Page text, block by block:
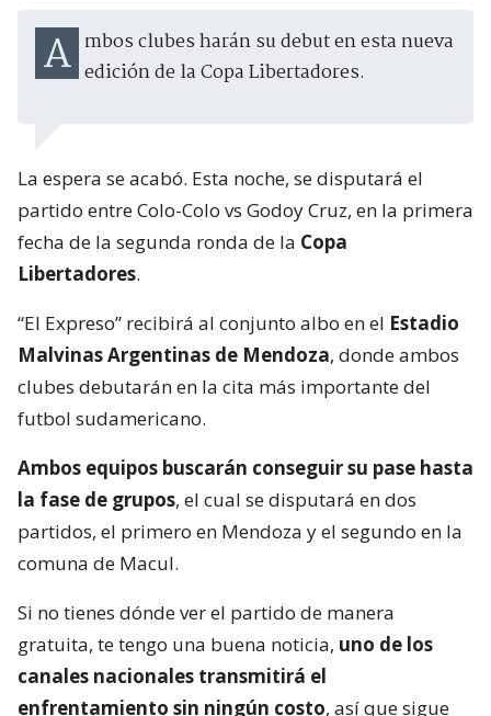
Ambos clubes harán su debut en esta nueva edición de la Copa Libertadores.
La espera se acabó. Esta noche, se disputará el
partido entre Colo-Colo vs Godoy Cruz, en la primera
fecha de la segunda ronda de la Copa
Libertadores.
“El Expreso” recibirá al conjunto albo en el Estadio
Malvinas Argentinas de Mendoza, donde ambos
clubes debutarán en la cita más importante del
futbol sudamericano.
Ambos equipos buscarán conseguir su pase hasta
la fase de grupos, el cual se disputará en dos
partidos, el primero en Mendoza y el segundo en la
comuna de Macul.
Si no tienes dónde ver el partido de manera
gratuita, te tengo una buena noticia, uno de los
canales nacionales transmitirá el
enfrentamiento sin ningún costo, así que sigue